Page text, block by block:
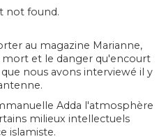
not found.
au magazine Marianne,
mort et le danger qu'encourt
nous avons interviewé il y
Adda l'atmosphère
milieux intellectuels
islamiste.